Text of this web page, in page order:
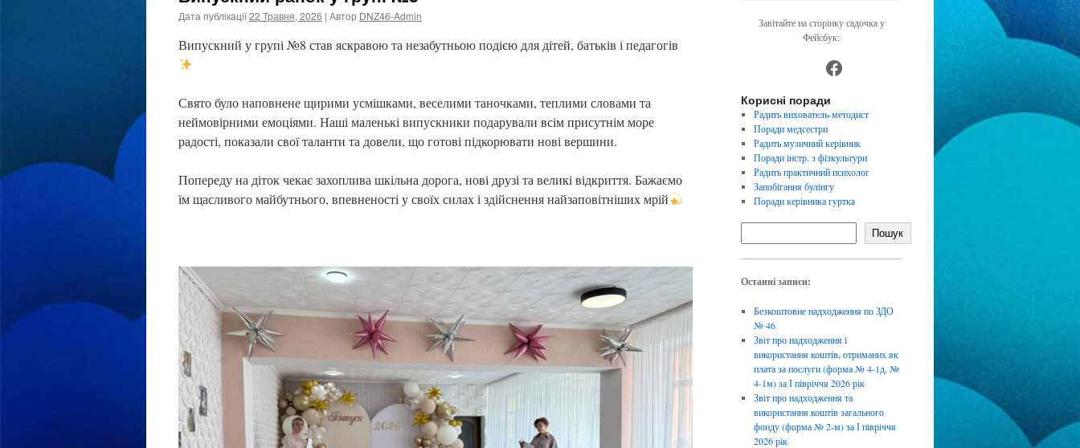
Дата публікації22 Травня, 2026 | Автор DNZ46-Admin
Випускний у групі №8 став яскравою та незабутньою подією для дітей, батьків і педагогів
Свято було наповнене щирими усмішками, веселими таночками, теплими словами та
неймовірними емоціями. Наші маленькі випускники подарували всім присутнім море
радості, показали свої таланти та довели, що готові підкорювати нові вершини.
Попереду на діток чекає захоплива шкільна дорога, нові друзі та великі відкриття. Бажаємо
їм щасливого майбутнього, впевненості у своїх силах і здійснення найзаповітніших мрій
Завітайте на сторінку садочка у
Фейсбук:
https://www.facebook.com/
Корисні поради
Радить вихователь-методист
Поради медсестри
Радить музичний керівник
Поради інстр. з фізкультури
Радить практичний психолог
Запобігання булінгу
Поради керівника гуртка
Пошук
Останні записи:
Безкоштовне надходження по ЗДО
№ 46
Звіт про надходження і
використання коштів, отриманих як
плата за послуги (форма № 4-1д, №
4-1м) за І півріччя 2026 рік
Звіт про надходження та
використання коштів загального
фонду (форма № 2-м) за І півріччя
2026 рік